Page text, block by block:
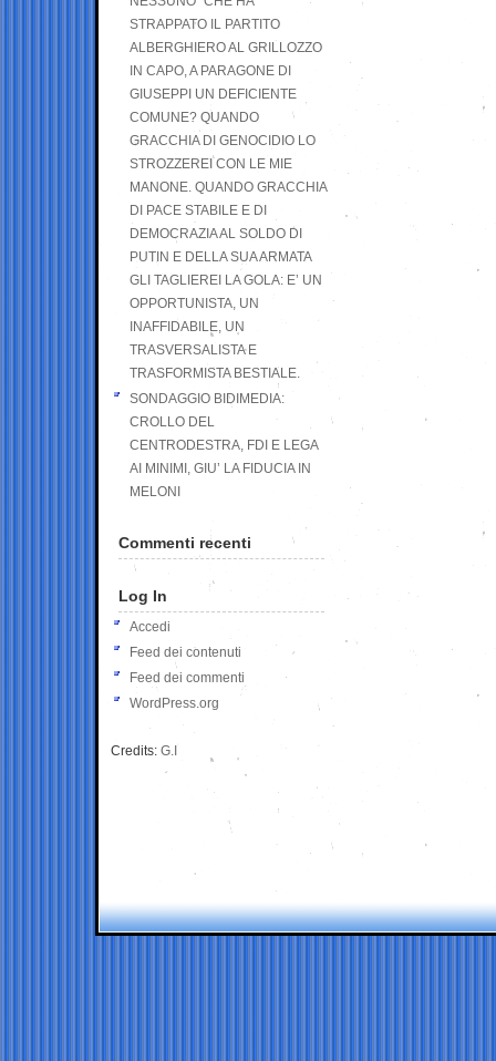
STRAPPATO IL PARTITO
ALBERGHIERO AL GRILLOZZO
IN CAPO, A PARAGONE DI
GIUSEPPI UN DEFICIENTE
COMUNE? QUANDO
GRACCHIA DI GENOCIDIO LO
STROZZEREI CON LE MIE
MANONE. QUANDO GRACCHIA
DI PACE STABILE E DI
DEMOCRAZIA AL SOLDO DI
PUTIN E DELLA SUA ARMATA
GLI TAGLIEREI LA GOLA: E’ UN
OPPORTUNISTA, UN
INAFFIDABILE, UN
TRASVERSALISTA E
TRASFORMISTA BESTIALE.
SONDAGGIO BIDIMEDIA:
CROLLO DEL
CENTRODESTRA, FDI E LEGA
AI MINIMI, GIU’ LA FIDUCIA IN
MELONI
Commenti recenti
Log In
Accedi
Feed dei contenuti
Feed dei commenti
WordPress.org
Credits: G.I